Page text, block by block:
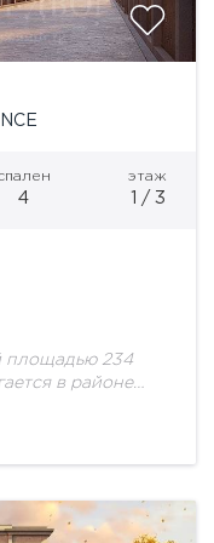
4
этаж
1 / 3
площадью 234
в районе
квартал возведен